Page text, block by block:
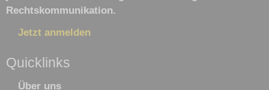
Rechts­kommu­nikation.
Jetzt anmelden
Quicklinks
Navigation
Über uns